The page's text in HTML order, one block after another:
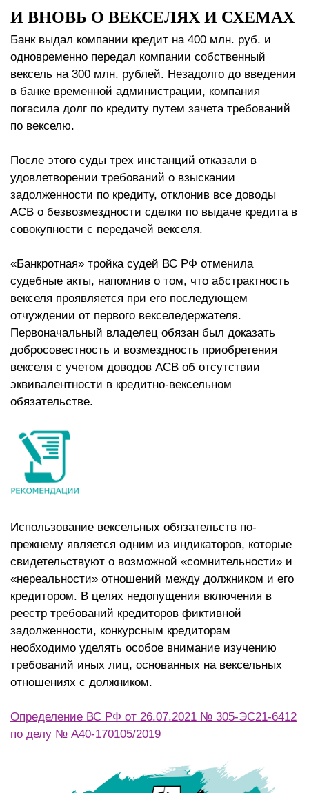
И ВНОВЬ О ВЕКСЕЛЯХ И СХЕМАХ
Банк выдал компании кредит на 400 млн. руб. и
одновременно передал компании собственный
вексель на 300 млн. рублей. Незадолго до введения
в банке временной администрации, компания
погасила долг по кредиту путем зачета требований
по векселю.
После этого суды трех инстанций отказали в
удовлетворении требований о взыскании
задолженности по кредиту, отклонив все доводы
АСВ о безвозмездности сделки по выдаче кредита в
совокупности с передачей векселя.
«Банкротная» тройка судей ВС РФ отменила
судебные акты, напомнив о том, что абстрактность
векселя проявляется при его последующем
отчуждении от первого векселедержателя.
Первоначальный владелец обязан был доказать
добросовестность и возмездность приобретения
векселя с учетом доводов АСВ об отсутствии
эквивалентности в кредитно-вексельном
обязательстве.
Использование вексельных обязательств по-
прежнему является одним из индикаторов, которые
свидетельствуют о возможной «сомнительности» и
«нереальности» отношений между должником и его
кредитором. В целях недопущения включения в
реестр требований кредиторов фиктивной
задолженности, конкурсным кредиторам
необходимо уделять особое внимание изучению
требований иных лиц, основанных на вексельных
отношениях с должником.
Определение ВС РФ от 26.07.2021 № 305-ЭС21-6412
по делу № А40-170105/2019